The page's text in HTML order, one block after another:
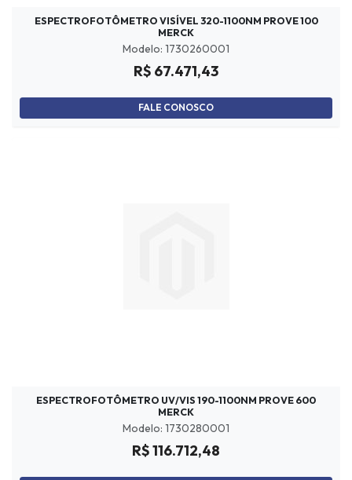
ESPECTROFOTÔMETRO VISÍVEL 320-1100NM PROVE 100
MERCK
Modelo: 1730260001
R$ 67.471,43
FALE CONOSCO
ESPECTROFOTÔMETRO UV/VIS 190-1100NM PROVE 600
MERCK
Modelo: 1730280001
R$ 116.712,48